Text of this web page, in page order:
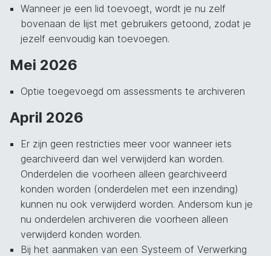
Wanneer je een lid toevoegt, wordt je nu zelf
bovenaan de lijst met gebruikers getoond, zodat je
jezelf eenvoudig kan toevoegen.
Mei 2026
Optie toegevoegd om assessments te archiveren
April 2026
Er zijn geen restricties meer voor wanneer iets
gearchiveerd dan wel verwijderd kan worden.
Onderdelen die voorheen alleen gearchiveerd
konden worden (onderdelen met een inzending)
kunnen nu ook verwijderd worden. Andersom kun je
nu onderdelen archiveren die voorheen alleen
verwijderd konden worden.
Bij het aanmaken van een Systeem of Verwerking